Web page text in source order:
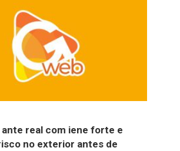
ante real com iene forte e
no exterior antes de